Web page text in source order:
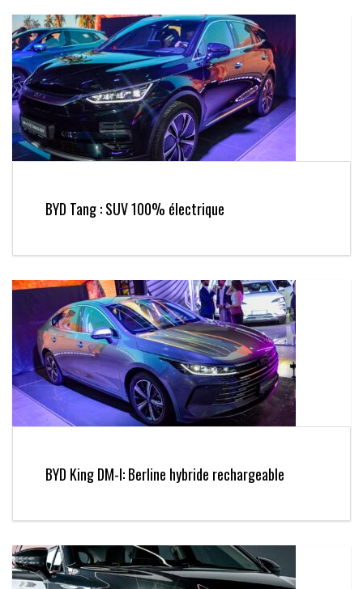
BYD Tang : SUV 100% électrique
BYD King DM-I: Berline hybride rechargeable